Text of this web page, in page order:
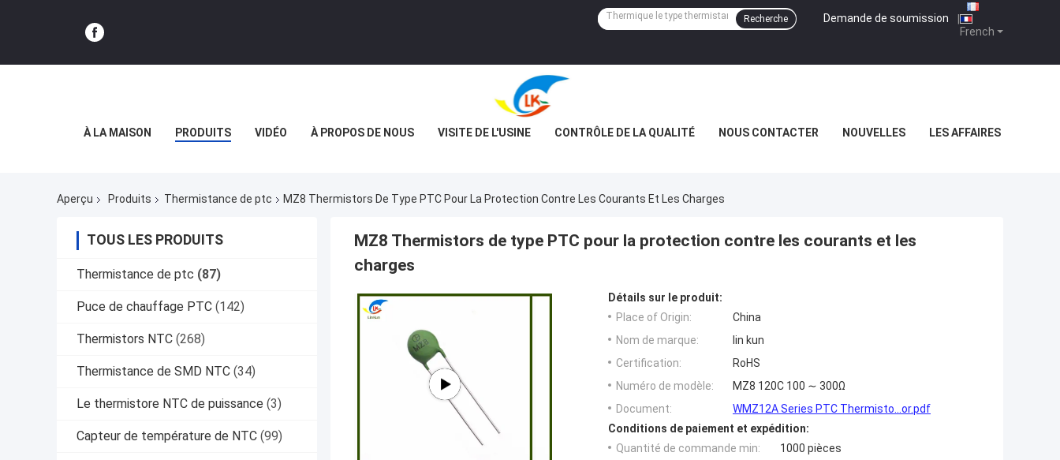
French
Demande de soumission |
Recherche
À LA MAISON PRODUITS VIDÉO À PROPOS DE NOUS VISITE DE L'USINE CONTRÔLE DE LA QUALITÉ NOUS CONTACTER NOUVELLES LES AFFAIRES
Aperçu Produits Thermistance de ptc MZ8 Thermistors De Type PTC Pour La Protection Contre Les Courants Et Les Charges
TOUS LES PRODUITS
Thermistance de ptc (87)
Puce de chauffage PTC (142)
Thermistors NTC (268)
Thermistance de SMD NTC (34)
Le thermistore NTC de puissance (3)
Capteur de température de NTC (99)
MZ8 Thermistors de type PTC pour la protection contre les courants et les
charges
Détails sur le produit:
Place of Origin:
China
Nom de marque:
lin kun
Certification:
RoHS
Numéro de modèle:
MZ8 120C 100 ∼ 300Ω
Document:
WMZ12A Series PTC Thermisto...or.pdf
Conditions de paiement et expédition:
Quantité de commande min:
1000 pièces